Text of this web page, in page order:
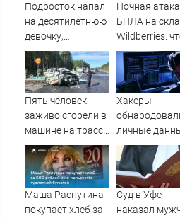
Подросток напал
на десятилетнюю
девочку,
ворвавшись в
квартиру
Ночная атака
БПЛА на
Wildberries:
известно об
очередном
по
центрам
07/08/2026 –
Пять человек
заживо сгорели в
машине на трассе
(ФОТО)
Хакеры
личные
более 100
британских
силовиков -
Новости на
Маша Распутина
покупает хлеб за
Суд в Уфе
наказал